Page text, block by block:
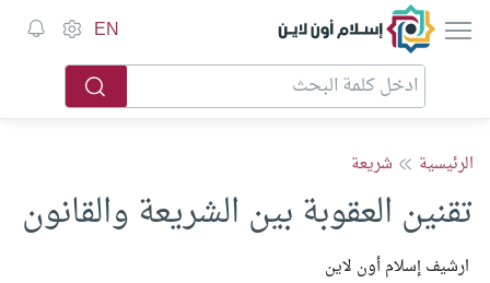
إسلام أون لاين EN
الرئيسية شريعة
تقنين العقوبة بين الشريعة والقانون
ارشيف إسلام أون لاين